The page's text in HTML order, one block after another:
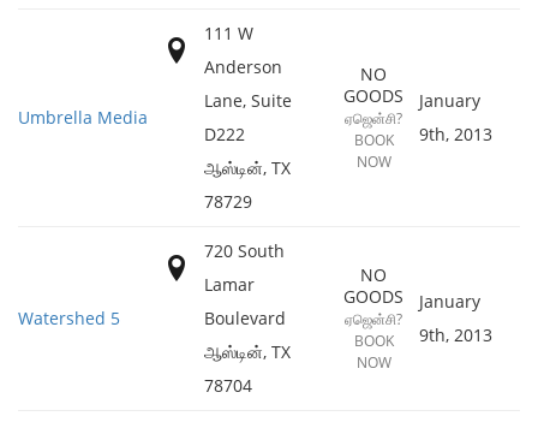
Umbrella Media
111 W
Anderson
Lane, Suite
D222
ஆஸ்டின், TX
78729
NO
GOODS
ஏஜென்சி?
BOOK
NOW
January
9th, 2013
Watershed 5
720 South
Lamar
Boulevard
ஆஸ்டின், TX
78704
NO
GOODS
ஏஜென்சி?
BOOK
NOW
January
9th, 2013